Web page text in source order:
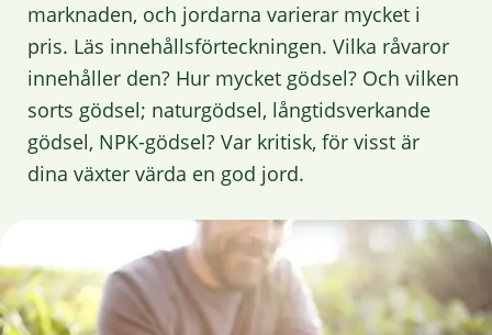
marknaden, och jordarna varierar mycket i
pris. Läs innehållsförteckningen. Vilka råvaror
innehåller den? Hur mycket gödsel? Och vilken
sorts gödsel; naturgödsel, långtidsverkande
gödsel, NPK-gödsel? Var kritisk, för visst är
dina växter värda en god jord.